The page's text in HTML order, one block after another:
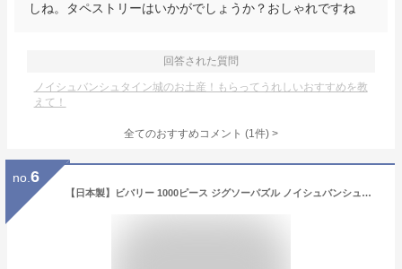
しね。タペストリーはいかがでしょうか？おしゃれですね
回答された質問
ノイシュバンシュタイン城のお土産！もらってうれしいおすすめを教
えて！
全てのおすすめコメント (1件) >
no. 6
【日本製】ビバリー 1000ピース ジグソーパズル ノイシュバンシュタイン城（49×72） 1000-140